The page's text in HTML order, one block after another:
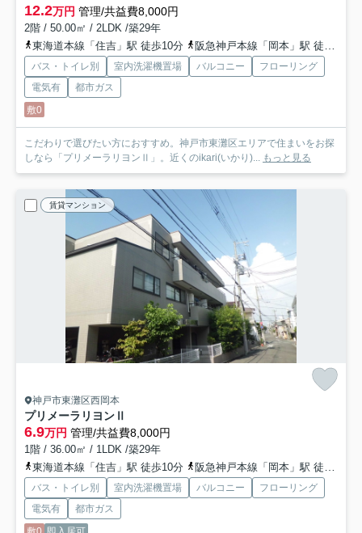
12.2万円 管理/共益費8,000円
2階 / 50.00㎡ / 2LDK /築29年
東海道本線「住吉」駅 徒歩10分
阪急神戸本線「岡本」駅 徒歩13分
バス・トイレ別 室内洗濯機置場 バルコニー
フローリング
電気有
都市ガス
敷0
こだわりで選びたい方におすすめ。神戸市東灘区エリアで住まいをお探
しなら「プリメーラリヨンⅡ」。近くのikari(いかり)...
もっと見る
賃貸マンション
神戸市東灘区西岡本
プリメーラリヨンⅡ
6.9万円 管理/共益費8,000円
1階 / 36.00㎡ / 1LDK /築29年
東海道本線「住吉」駅 徒歩10分
阪急神戸本線「岡本」駅 徒歩13分
バス・トイレ別 室内洗濯機置場 バルコニー
フローリング
電気有
都市ガス